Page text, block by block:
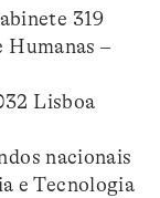
319
Humanas –
Lisboa
nacionais
e Tecnologia